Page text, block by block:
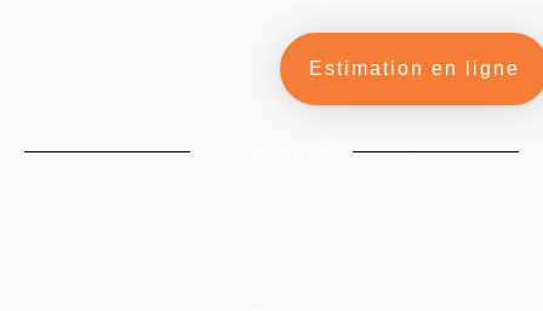
Estimation en ligne